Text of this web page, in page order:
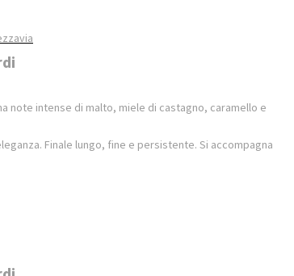
note intense di malto, miele di castagno, caramello e
Finale lungo, fine e persistente. Si accompagna